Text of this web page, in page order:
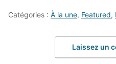
Catégories : À la une, Featured,
Laissez un